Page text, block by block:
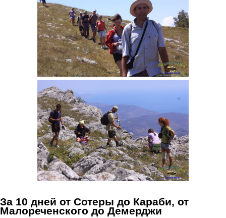
За 10 дней от Сотеры до Караби, от
Малореченского до Демерджи